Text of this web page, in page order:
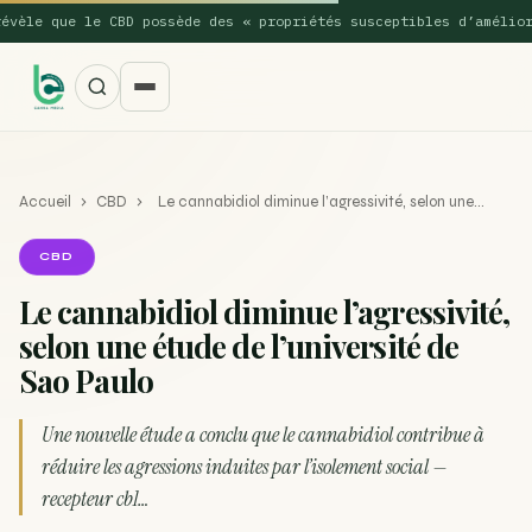
que le CBD possède des « propriétés susceptibles d’améliorer
SUGGESTIONS POPULAIRES
Une nouvelle étude montre que la vaporisation du
La recette du Space Cake RECETTE
Recette : Préparation du beurre de Marrakech
Accueil › CBD › Le cannabidiol diminue l’agressivité, selon une…
CBD
Le cannabidiol diminue l’agressivité,
selon une étude de l’université de
Sao Paulo
Une nouvelle étude a conclu que le cannabidiol contribue à
réduire les agressions induites par l’isolement social —
recepteur cb1…